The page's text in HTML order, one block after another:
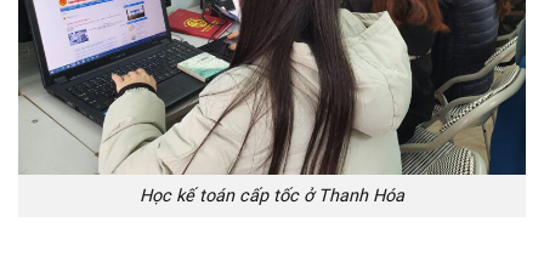
Học kế toán cấp tốc ở Thanh Hóa